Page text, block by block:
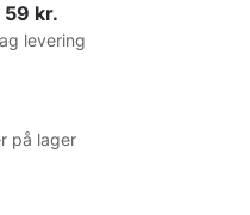
kr.
levering
på lager